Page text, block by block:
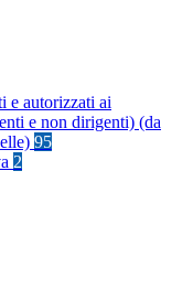
e autorizzati ai
e non dirigenti) (da
95
2